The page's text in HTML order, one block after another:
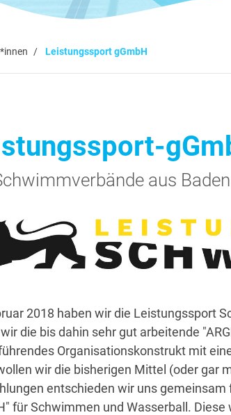
Leistungssport gGmbH
aus
2018 haben wir die Leistungssport
die bis dahin sehr gut arbeitende
Organisationskonstrukt mit
wir die bisherigen Mittel (oder gar
entschieden wir uns
für Schwimmen und Wasserball.